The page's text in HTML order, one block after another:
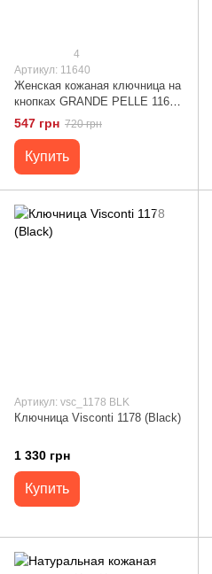
4
Артикул: 11640
Женская кожаная ключница на
кнопках GRANDE PELLE 11640
Бордовый
547 грн 720 грн
Купить
Артикул: vsc_1178 BLK
Ключница Visconti 1178 (Black)
1 330 грн
Купить